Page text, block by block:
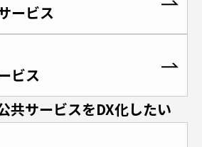
ービス
ビス
共サービスをDX化したい